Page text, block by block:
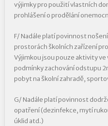
výjimky pro použití vlastních
prohlášení o prodělání
F/ Nadále platí povinnost
prostorách školních zařízení
Výjimkou jsou pouze aktivity
podmínky zachování odstupu
pobyt na školní zahradě,
G/ Nadále platí povinnost
opatření (dezinfekce, mytí
úklid atd.)